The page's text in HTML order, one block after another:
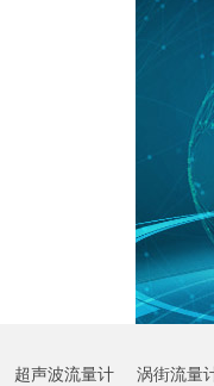
超声波流量计 涡街流量